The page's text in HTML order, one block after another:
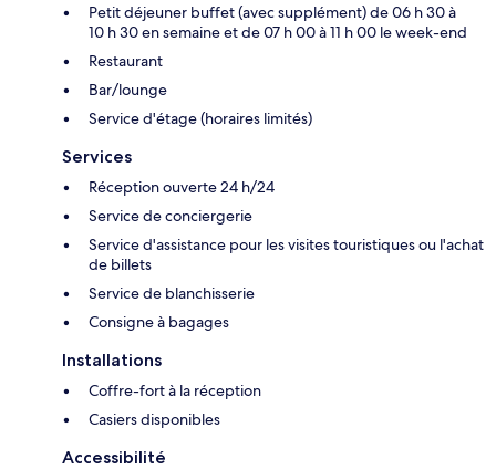
Petit déjeuner buffet (avec supplément) de 06 h 30 à
10 h 30 en semaine et de 07 h 00 à 11 h 00 le week-end
Restaurant
Bar/lounge
Service d'étage (horaires limités)
Services
Réception ouverte 24 h/24
Service de conciergerie
Service d'assistance pour les visites touristiques ou l'achat
de billets
Service de blanchisserie
Consigne à bagages
Installations
Coffre-fort à la réception
Casiers disponibles
Accessibilité